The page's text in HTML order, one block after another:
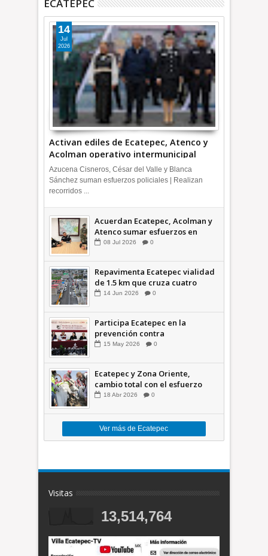
ECATEPEC
Activan ediles de Ecatepec, Atenco y
Acolman operativo intermunicipal
14
Jul
2026
Azucena Cisneros, César del Valle y Blanca
Sánchez suman esfuerzos policiales | Realizan
recorridos ...
Acuerdan Ecatepec, Acolman y
Atenco sumar esfuerzos en
seguridad
08 Jul 2026 0
Repavimenta Ecatepec vialidad
de 1.5 km que cruza cuatro
comunidades +Video
14 Jun 2026 0
Participa Ecatepec en la
prevención contra
inundaciones en el Valle de
15 May 2026 0
Ecatepec y Zona Oriente,
cambio total con el esfuerzo
conjunto: Azucena; retiran 21
18 Abr 2026 0
Ver más de Ecatepec
Visitas
13,514,764